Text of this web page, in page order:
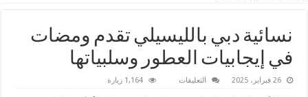
نسائية دبي بالليسيلي تقدم ومضات
في إيجابيات العطور وسلبياتها
26 فبراير، 2025 التعليقات 1,164 زيارة